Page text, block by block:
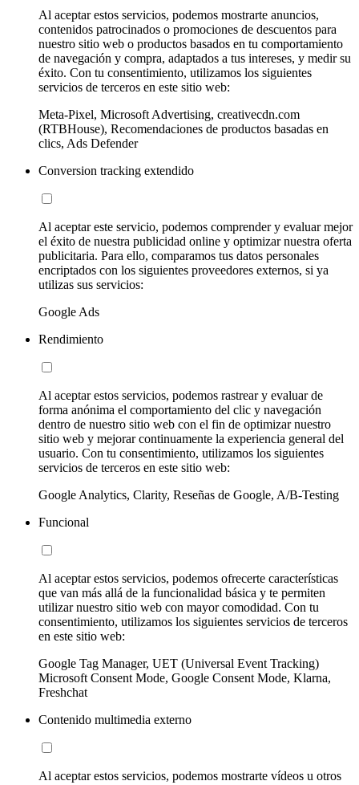
Al aceptar estos servicios, podemos mostrarte anuncios,
contenidos patrocinados o promociones de descuentos para
nuestro sitio web o productos basados en tu comportamiento
de navegación y compra, adaptados a tus intereses, y medir su
éxito. Con tu consentimiento, utilizamos los siguientes
servicios de terceros en este sitio web:
Meta-Pixel, Microsoft Advertising, creativecdn.com
(RTBHouse), Recomendaciones de productos basadas en
clics, Ads Defender
Conversion tracking extendido
Al aceptar este servicio, podemos comprender y evaluar mejor
el éxito de nuestra publicidad online y optimizar nuestra oferta
publicitaria. Para ello, comparamos tus datos personales
encriptados con los siguientes proveedores externos, si ya
utilizas sus servicios:
Google Ads
Rendimiento
Al aceptar estos servicios, podemos rastrear y evaluar de
forma anónima el comportamiento del clic y navegación
dentro de nuestro sitio web con el fin de optimizar nuestro
sitio web y mejorar continuamente la experiencia general del
usuario. Con tu consentimiento, utilizamos los siguientes
servicios de terceros en este sitio web:
Google Analytics, Clarity, Reseñas de Google, A/B-Testing
Funcional
Al aceptar estos servicios, podemos ofrecerte características
que van más allá de la funcionalidad básica y te permiten
utilizar nuestro sitio web con mayor comodidad. Con tu
consentimiento, utilizamos los siguientes servicios de terceros
en este sitio web:
Google Tag Manager, UET (Universal Event Tracking)
Microsoft Consent Mode, Google Consent Mode, Klarna,
Freshchat
Contenido multimedia externo
Al aceptar estos servicios, podemos mostrarte vídeos u otros